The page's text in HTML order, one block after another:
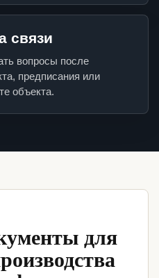
связи
вопросы после
предписания или
объекта.
для